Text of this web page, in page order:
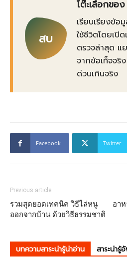
สบ
โต๊ะเลือกขอ
เรียบเรียงข้อ
ใช้ชีวิตโดยเปิ
ตรวจล่าสุด แ
จากข้อเท็จจริ
ด่วนเกินจริง
Facebook Twitter
Previous article
รวมสุดยอดเทคนิค วิธีไล่หนู
ออกจากบ้าน ด้วยวิธีธรรมชาติ
อา
บทความสาระน่ารู้น่าอ่าน สาระน่ารู้